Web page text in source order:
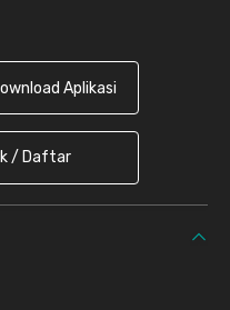
Aplikasi
/ Daftar